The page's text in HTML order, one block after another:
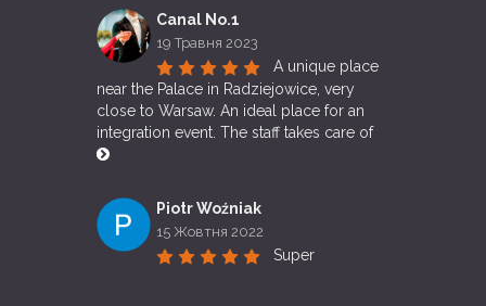
Canal No.1
19 Травня 2023
A unique place
near the Palace in Radziejowice, very
close to Warsaw. An ideal place for an
integration event. The staff takes care of
Piotr Woźniak
15 Жовтня 2022
Super